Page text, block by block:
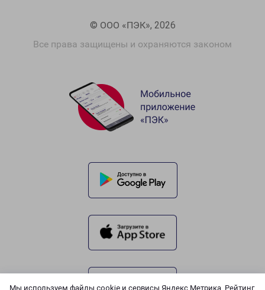
Мы используем файлы cookie и сервисы Яндекс.Метрика, Рейтинг
© ООО «ПЭК», 2026
Все права защищены и охраняются законом